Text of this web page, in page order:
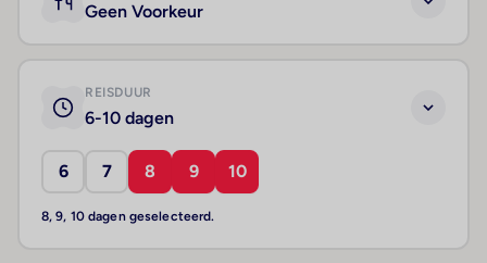
Geen Voorkeur
REISDUUR
6-10 dagen
6 7 8 9 10
8, 9, 10 dagen geselecteerd.